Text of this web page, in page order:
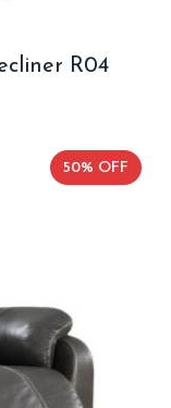
R04
50% OFF